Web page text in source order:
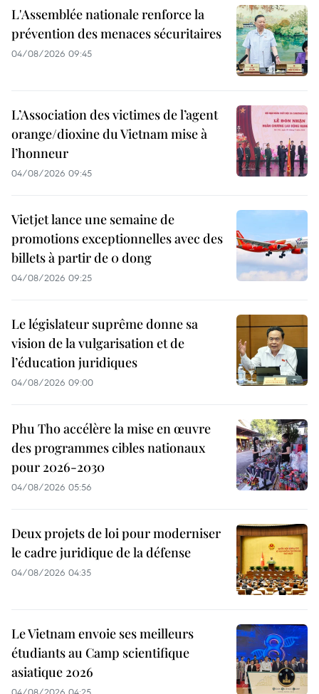
L'Assemblée nationale renforce la
prévention des menaces sécuritaires
04/08/2026 09:45
L’Association des victimes de l’agent
orange/dioxine du Vietnam mise à
l’honneur
04/08/2026 09:45
Vietjet lance une semaine de
promotions exceptionnelles avec des
billets à partir de 0 dong
04/08/2026 09:25
Le législateur suprême donne sa
vision de la vulgarisation et de
l’éducation juridiques
04/08/2026 09:00
Phu Tho accélère la mise en œuvre
des programmes cibles nationaux
pour 2026-2030
04/08/2026 05:56
Deux projets de loi pour moderniser
le cadre juridique de la défense
04/08/2026 04:35
Le Vietnam envoie ses meilleurs
étudiants au Camp scientifique
asiatique 2026